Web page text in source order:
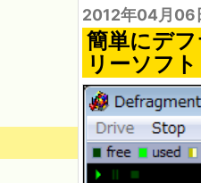
2012年04月06
簡単にデ
リーソフ